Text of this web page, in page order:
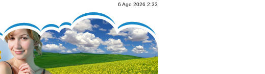
6 Ago 2026 2:33